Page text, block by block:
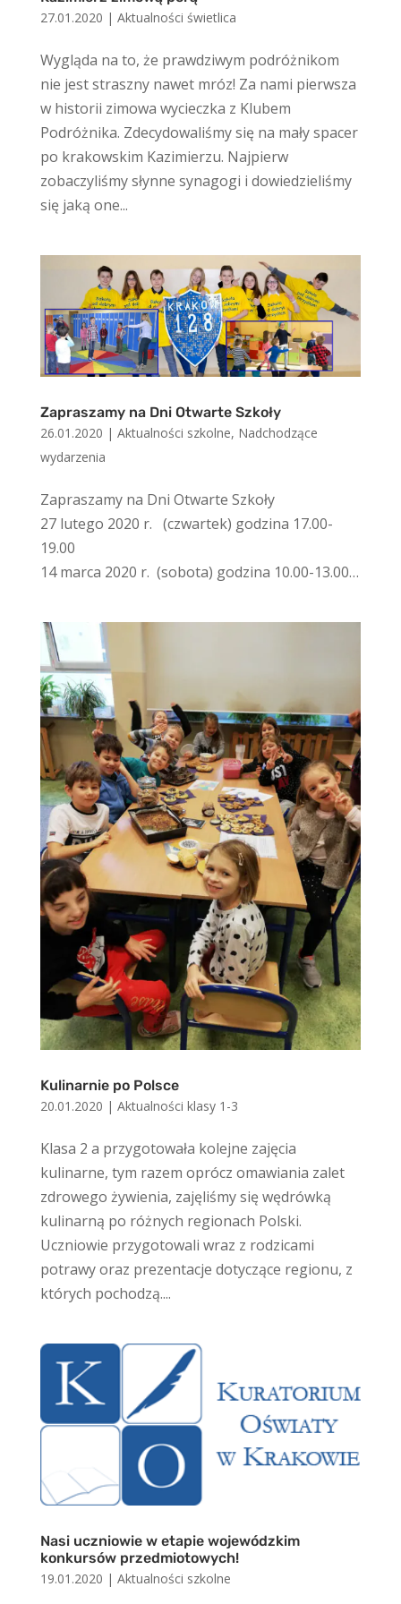
27.01.2020 | Aktualności świetlica
Wygląda na to, że prawdziwym podróżnikom
nie jest straszny nawet mróz! Za nami pierwsza
w historii zimowa wycieczka z Klubem
Podróżnika. Zdecydowaliśmy się na mały spacer
po krakowskim Kazimierzu. Najpierw
zobaczyliśmy słynne synagogi i dowiedzieliśmy
się jaką one...
Zapraszamy na Dni Otwarte Szkoły
26.01.2020 | Aktualności szkolne, Nadchodzące
wydarzenia
Zapraszamy na Dni Otwarte Szkoły
27 lutego 2020 r. (czwartek) godzina 17.00-
19.00
14 marca 2020 r. (sobota) godzina 10.00-13.00…
Kulinarnie po Polsce
20.01.2020 | Aktualności klasy 1-3
Klasa 2 a przygotowała kolejne zajęcia
kulinarne, tym razem oprócz omawiania zalet
zdrowego żywienia, zajęliśmy się wędrówką
kulinarną po różnych regionach Polski.
Uczniowie przygotowali wraz z rodzicami
potrawy oraz prezentacje dotyczące regionu, z
których pochodzą....
Nasi uczniowie w etapie wojewódzkim
konkursów przedmiotowych!
19.01.2020 | Aktualności szkolne